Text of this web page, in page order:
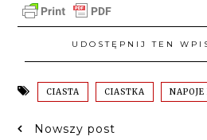
UDOSTĘPNIJ TEN
CIASTA CIASTKA
Nowszy post